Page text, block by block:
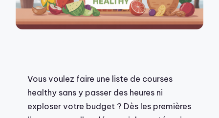
Vous voulez faire une liste de courses
healthy sans y passer des heures ni
exploser votre budget ? Dès les premières